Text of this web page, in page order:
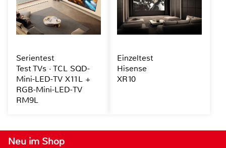
Neu im Shop
Serientest
Test TVs · TCL SQD-
Mini-LED-TV X11L +
RGB-Mini-LED-TV
RM9L
Einzeltest
Hisense
XR10